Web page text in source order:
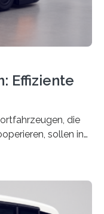
Effiziente
die
sollen in
aus
Schaltungen IIS
erforscht,